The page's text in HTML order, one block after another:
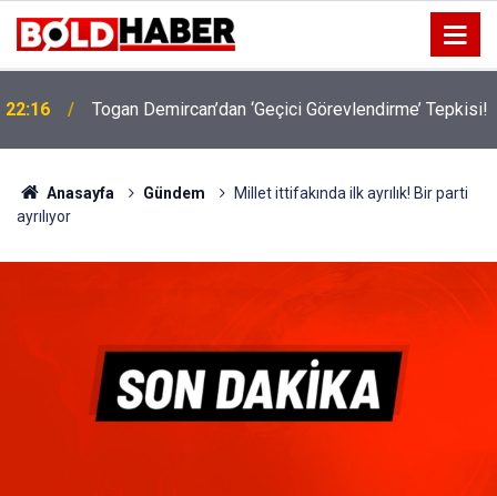
22:16 Togan Demircan’dan ‘Geçici Görevlendirme’ Tepkisi!
19:32 Sıcak Havalarda Ödem Şikayetini Hafife Almayın!
Anasayfa Gündem
Millet ittifakında ilk ayrılık! Bir parti
ayrılıyor